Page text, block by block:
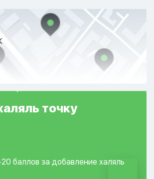
точку
баллов за добавление халяль